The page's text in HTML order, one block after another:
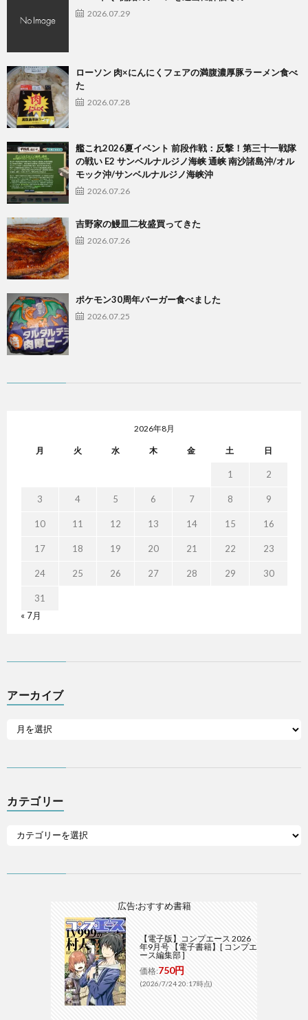
2026.07.29
ローソン 肉×にんにくフェアの満腹濃厚豚ラーメン食べ
た
2026.07.28
艦これ2026夏イベント 前段作戦：反撃！第三十一戦隊
の戦い E2 サンベルナルジノ海峡 通峡 南沙諸島沖/オル
モック沖/サンベルナルジノ海峡沖
2026.07.26
吉野家の鰻皿二枚盛買ってきた
2026.07.26
ポケモン30周年バーガー食べました
2026.07.25
2026年8月
月 火 水 木 金 土 日
1 2
3 4 5 6 7 8 9
10 11 12 13 14 15 16
17 18 19 20 21 22 23
24 25 26 27 28 29 30
31
« 7月
アーカイブ
カテゴリー
広告:おすすめ書籍
【電子版】コンプエース 2026
年9月号 【電子書籍】[ コンプエ
ース編集部 ]
価格:750円
(2026/7/24 20:17時点)